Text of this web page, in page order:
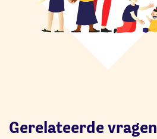
Gerelateerde vragen